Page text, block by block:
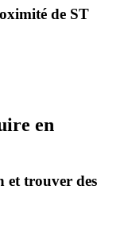
de ST
en
et trouver des